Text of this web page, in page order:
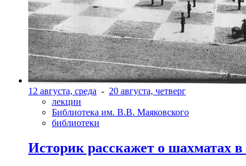
12 августа, среда - 20 августа, четверг
лекции
Библиотека им. В.В. Маяковского
библиотеки
Историк расскажет о шахматах